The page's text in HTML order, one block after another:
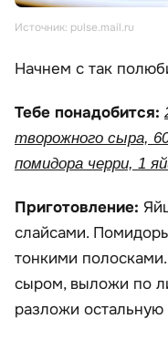
Источник: pulse.mail.ru
Начнем с так
Тебе понадобится:
творожного сыра,
помидора черри, 1
Приготовление:
слайсами.
тонкими
сыром, выложи по
разложи остальную